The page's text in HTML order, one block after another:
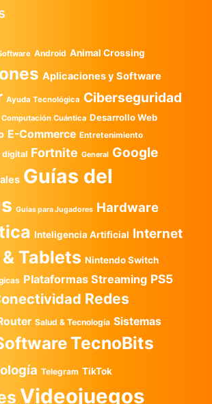
Android Animal Crossing
Aplicaciones y Software
Ayuda Tecnológica Ciberseguridad
Computación Cuántica Desarrollo Web
E-Commerce Entretenimiento
digital Fortnite General Google
Guías del
Guías para Jugadores Hardware
Inteligencia Artificial Internet
Tablets Nintendo Switch
Plataformas Streaming PS5
Redes
Salud & Tecnología Sistemas
TecnoBits
Telegram TikTok
Videojuegos